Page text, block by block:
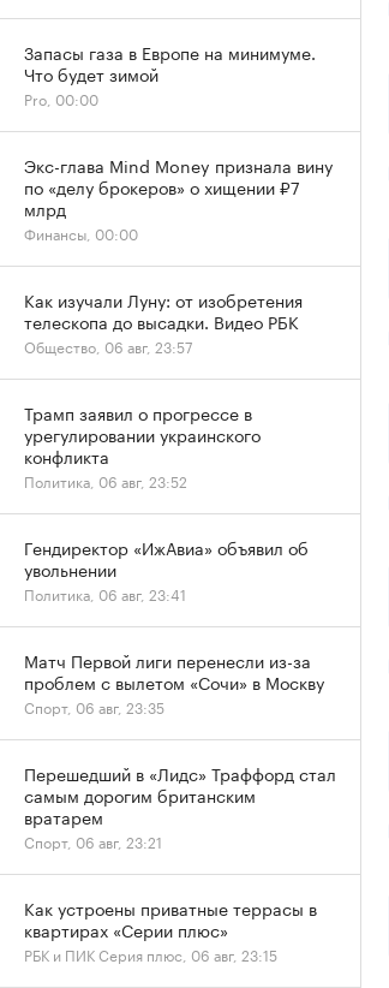
Запасы газа в Европе на минимуме.
Что будет зимой
Pro, 00:00
Экс-глава Mind Money признала вину
по «делу брокеров» о хищении ₽7
млрд
Финансы, 00:00
Как изучали Луну: от изобретения
телескопа до высадки. Видео РБК
Общество, 06 авг, 23:57
Трамп заявил о прогрессе в
урегулировании украинского
конфликта
Политика, 06 авг, 23:52
Гендиректор «ИжАвиа» объявил об
увольнении
Политика, 06 авг, 23:41
Матч Первой лиги перенесли из-за
проблем с вылетом «Сочи» в Москву
Спорт, 06 авг, 23:35
Перешедший в «Лидс» Траффорд стал
самым дорогим британским
вратарем
Спорт, 06 авг, 23:21
Как устроены приватные террасы в
квартирах «Серии плюс»
РБК и ПИК Серия плюс, 06 авг, 23:15